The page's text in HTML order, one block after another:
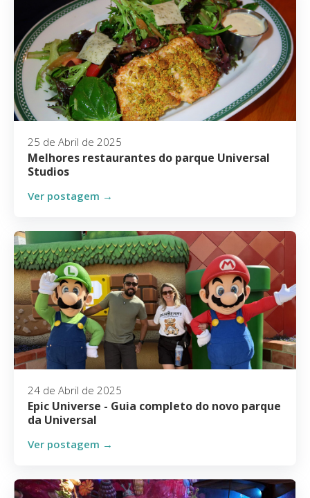
25 de Abril de 2025
Melhores restaurantes do parque Universal
Studios
Ver postagem →
24 de Abril de 2025
Epic Universe - Guia completo do novo parque
da Universal
Ver postagem →